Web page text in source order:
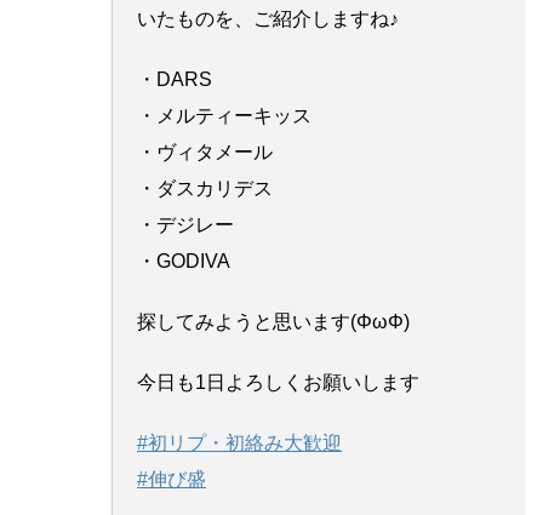
いたものを、ご紹介しますね♪
・DARS
・メルティーキッス
・ヴィタメール
・ダスカリデス
・デジレー
・GODIVA
探してみようと思います(ΦωΦ)
今日も1日よろしくお願いします
#初リプ・初絡み大歓迎
#伸び盛